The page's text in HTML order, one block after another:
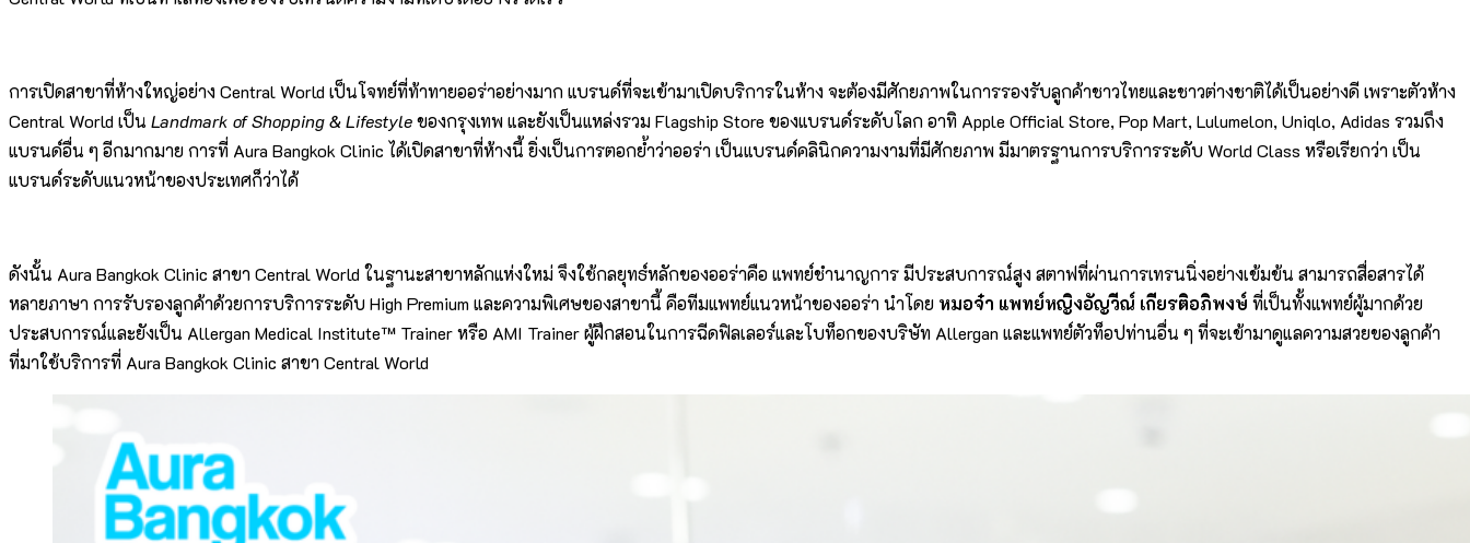
การเปิดสาขาที่ห้างใหญ่อย่าง Central World เป็นโจทย์ที่ท้าทายออร่าอย่างมาก แบรนด์ที่จะเข้ามาเปิดบริการในห้าง จะต้องมีศักยภาพในการรองรับลูกค้าชาวไทยและชาวต่างชาติได้เป็นอย่างดี เพราะตัวห้าง
Central World เป็น Landmark of Shopping & Lifestyleของกรุงเทพ และยังเป็นแหล่งรวม Flagship Store ของแบรนด์ระดับโลก อาทิ Apple Official Store, Pop Mart, Lulumelon, Uniqlo, Adidas รวมถึง
แบรนด์อื่น ๆ อีกมากมาย การที่ Aura Bangkok Clinic ได้เปิดสาขาที่ห้างนี้ ยิ่งเป็นการตอกย้ำว่าออร่า เป็นแบรนด์คลินิกความงามที่มีศักยภาพ มีมาตรฐานการบริการระดับ World Class หรือเรียกว่า เป็น
แบรนด์ระดับแนวหน้าของประเทศก็ว่าได้
ดังนั้น Aura Bangkok Clinic สาขา Central World ในฐานะสาขาหลักแห่งใหม่ จึงใช้กลยุทธ์หลักของออร่าคือ แพทย์ชำนาญการ มีประสบการณ์สูง สตาฟที่ผ่านการเทรนนิ่งอย่างเข้มข้น สามารถสื่อสารได้
หลายภาษา การรับรองลูกค้าด้วยการบริการระดับ High Premium และความพิเศษของสาขานี้ คือทีมแพทย์แนวหน้าของออร่า นำโดย หมอจ๋า แพทย์หญิงอัญวีณ์ เกียรติอภิพงษ์ ที่เป็นทั้งแพทย์ผู้มากด้วย
ประสบการณ์และยังเป็น Allergan Medical Institute™ Trainer หรือ AMI Trainer ผู้ฝึกสอนในการฉีดฟิลเลอร์และโบท็อกของบริษัท Allergan และแพทย์ตัวท็อปท่านอื่น ๆ ที่จะเข้ามาดูแลความสวยของลูกค้า
ที่มาใช้บริการที่ Aura Bangkok Clinic สาขา Central World